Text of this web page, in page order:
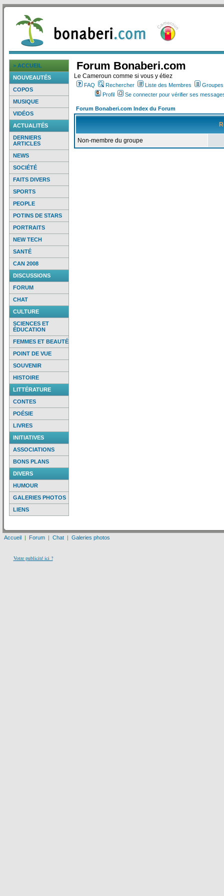
> ACCUEIL
NOUVEAUTÉS
COPOS
MUSIQUE
VIDÉOS
ACTUALITÉS
DERNIERS
ARTICLES
NEWS
SOCIÉTÉ
FAITS DIVERS
SPORTS
PEOPLE
POTINS DE STARS
PORTRAITS
NEW TECH
SANTÉ
CAN 2008
DISCUSSIONS
FORUM
CHAT
CULTURE
SCIENCES ET
ÉDUCATION
FEMMES ET BEAUTÉ
POINT DE VUE
SOUVENIR
HISTOIRE
LITTÉRATURE
CONTES
POÉSIE
LIVRES
INITIATIVES
ASSOCIATIONS
BONS PLANS
DIVERS
HUMOUR
GALERIES PHOTOS
LIENS
Forum Bonaberi.com
Le Cameroun comme si vous y étiez
FAQ Rechercher Liste des Membres
Profil
Se connecter pour vérifier ses
Forum Bonaberi.com Index du Forum
Non-membre du groupe
Accueil | Forum | Chat | Galeries photos
Votre publicité ici ?